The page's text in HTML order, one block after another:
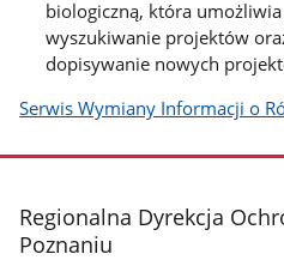
biologiczną, która
wyszukiwanie projektów
dopisywanie nowych
Serwis Wymiany Informacji o
stopka
Regionalna Dyrekcja
Poznaniu